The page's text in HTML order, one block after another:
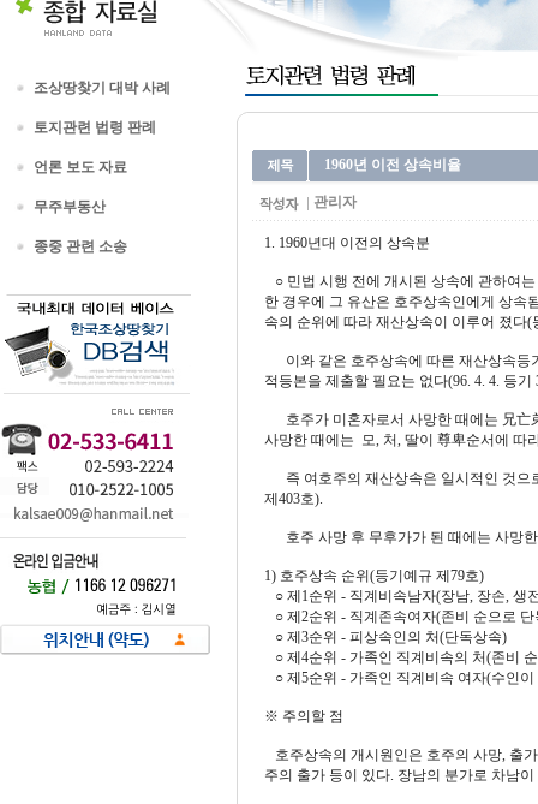
조상땅찾기 대박 사례
토지관련 법령 판례
언론 보도 자료
무주부동산
종중 관련 소송
1960년 이전 상속비율
관리자
1. 1960년대 이전의 상속분
○ 민법 시행 전에 개시된 상속에 관하여
한 경우에 그 유산은 호주상속인에게 상속
속의 순위에 따라 재산상속이 이루어 졌다(
이와 같은 호주상속에 따른 재산상속등
적등본을 제출할 필요는 없다(96. 4. 4. 등기
호주가 미혼자로서 사망한 때에는 兄亡
사망한 때에는 모, 처, 딸이 尊卑순서에 따
즉 여호주의 재산상속은 일시적인 것으
제403호).
호주 사망 후 무후가가 된 때에는 사망
1) 호주상속 순위(등기예규 제79호)
○ 제1순위 - 직계비속남자(장남, 장손, 생
○ 제2순위 - 직계존속여자(존비 순으로 단
○ 제3순위 - 피상속인의 처(단독상속)
○ 제4순위 - 가족인 직계비속의 처(존비
○ 제5순위 - 가족인 직계비속 여자(수인
※ 주의할 점
호주상속의 개시원인은 호주의 사망, 출
주의 출가 등이 있다. 장남의 분가로 차남